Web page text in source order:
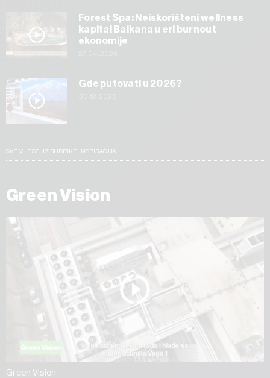
Forest Spa: Neiskorišteni wellness
kapital Balkana u eri burnout
ekonomije
Gde putovati u 2026?
SVE VIJESTI IZ RUBRIKE INSPIRACIJA
Green Vision
Green Vision